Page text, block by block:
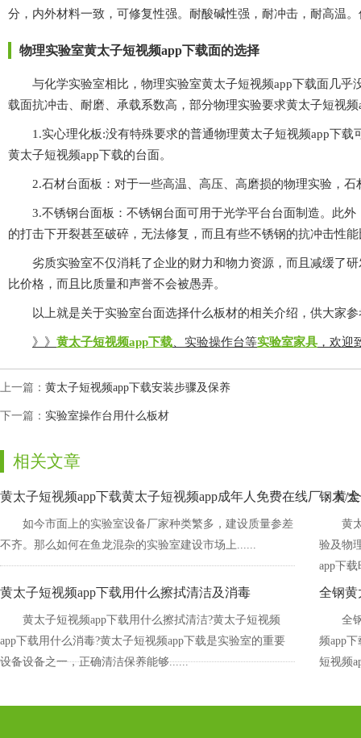
分，内外材料一致，可修复性强。耐酸碱性强，耐冲击，耐高温
物理实验室黄太子短视频app下载面的选择
与化学实验室相比，物理实验室黄太子短视频app下载面几乎没有
载面抗冲击、耐磨、承载系数高，部分物理实验要求黄太子短视
1.实心理化板:没有特殊要求的普通物理黄太子短视频app下载可以
黄太子短视频app下载的台面。
2.石材台面板：对于一些高温、高压、高磨损的物理实验，
3.不锈钢台面板：不锈钢台面可用于光学平台台面制造。此外
的打击下开裂甚至破碎，无法修复，而且有些不锈钢的抗冲击性能
劣质实验室不仅消耗了企业的财力和物力资源，而且减缓了研发过程
比价格，而且比质量和声誉不会被愚弄。
以上就是关于实验室台面选择什么板材的相关介绍，供大家参考
》》 黄太子短视频app下载 、实验操作台等实验室家具 ，
上一篇： 黄太子短视频app下载安装步骤及保养
下一篇： 实验室操作台用什么板材
相关文章
黄太子短视频app下载黄太子短视频app成年人免费在线厂：黄
如今市面上的实验室设备厂家种类繁多，建设质量参差
不齐。那么如何在鱼龙混杂的实验室建设市场上......
钢木/
黄
验及物
app下载
黄太子短视频app下载用什么擦拭清洁及消毒
黄太子短视频app下载用什么擦拭清洁?黄太子短视频
app下载用什么消毒?黄太子短视频app下载是实验室的重要
设备设备之一，正确清洁保养能够......
全钢黄
全
频app下
短视频